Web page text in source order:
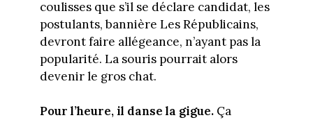
coulisses que s’il se déclare candidat, les
postulants, bannière Les Républicains,
devront faire allégeance, n’ayant pas la
popularité. La souris pourrait alors
devenir le gros chat.
Pour l’heure, il danse la gigue.Ça